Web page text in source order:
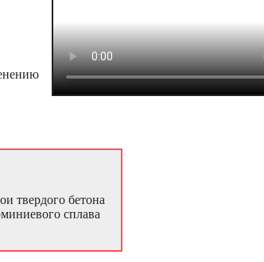
твердого бетона
сплава